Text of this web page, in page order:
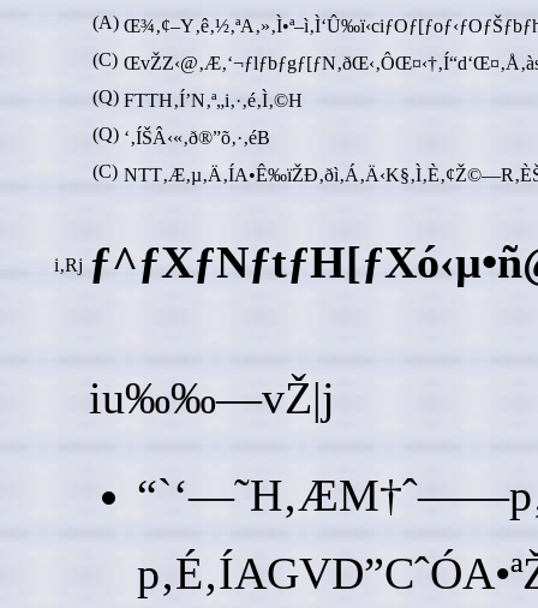
(A)
(C)
(Q) FTTH‚Í’N‚ª„i‚·‚é‚Ì‚©H
(Q) ‘‚ÍŠÂ‹«‚ð®”õ‚·‚éB
(C)
i‚Rj
iu‰‰—vŽ|j